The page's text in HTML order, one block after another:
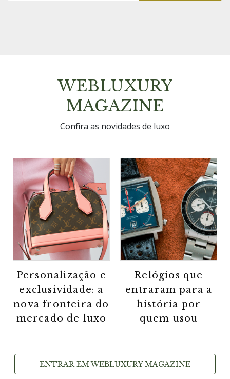
WEBLUXURY
MAGAZINE
Confira as novidades de luxo
Personalização e
exclusividade: a
nova fronteira do
mercado de luxo
Relógios que
entraram para a
história por
quem usou
ENTRAR EM WEBLUXURY MAGAZINE